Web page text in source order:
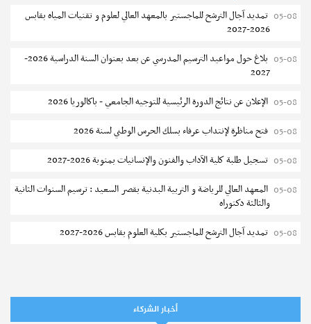
05-08 تمديد آجال الترشح للماجستير بالمعهد العالي لعلوم و تقنيات المياه بقابس
2026-2027
05-08
بلاغ حول مواعيد الترسيم المدرسي عن بعد بعنوان السنة الدراسية 2026-
2027
05-08 الإعلان عن نتائج الدورة الرئيسية للتوجيه الجامعي - باكالوريا 2026
05-08 فتح مناظرة لإنتداب عرفاء بسلك الحرس الوطني لسنة 2026
05-08 تسجيل طلبة كلية الآداب والفنون والإنسانيات بمنوبة 2026-2027
05-08 المعهد العالي للرياضة و التربية البدنية بقصر السعيد : ترسيم السنوات الثانية
والثالثة دكتوراه
05-08 تمديد آجال الترشح للماجستير بكلية العلوم بقابس 2026-2027
أخبار الشركاء